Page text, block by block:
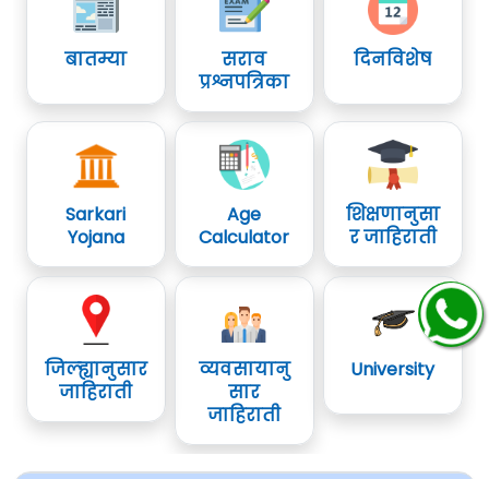
बातम्या
सराव
प्रश्नपत्रिका
दिनविशेष
Sarkari
Yojana
Age
Calculator
शिक्षणानुसा
र जाहिराती
जिल्ह्यानुसार
जाहिराती
व्यवसायानु
सार
जाहिराती
University